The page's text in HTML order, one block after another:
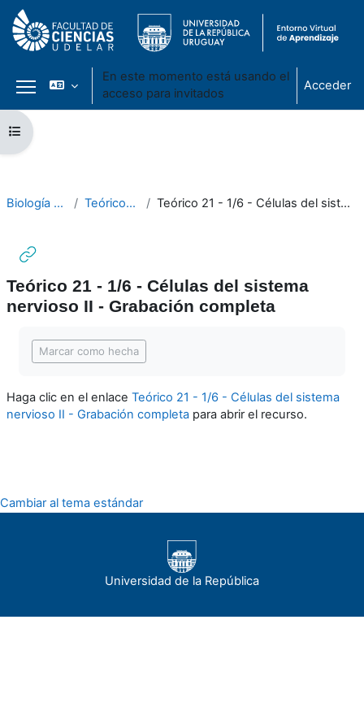
Salta al contenido principal
Panel lateral
En este momento está usando el
acceso para invitados
Acceder
Abrir índice del curso
Biología Celular 2021 Teóricos - Módulo III Teórico 21 - 1/6 - Células del sistema nervioso II - Grabación completa
Teórico 21 - 1/6 - Células del sistema
nervioso II - Grabación completa
Marcar como hecha
Haga clic en el enlace Teórico 21 - 1/6 - Células del sistema
nervioso II - Grabación completa para abrir el recurso.
Cambiar al tema estándar
Universidad de la República